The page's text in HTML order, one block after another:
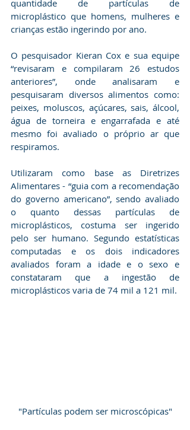
quantidade de partículas de
microplástico que homens, mulheres e
crianças estão ingerindo por ano.
O pesquisador Kieran Cox e sua equipe
“revisaram e compilaram 26 estudos
anteriores”, onde analisaram e
pesquisaram diversos alimentos como:
peixes, moluscos, açúcares, sais, álcool,
água de torneira e engarrafada e até
mesmo foi avaliado o próprio ar que
respiramos.
Utilizaram como base as Diretrizes
Alimentares - “guia com a recomendação
do governo americano”, sendo avaliado
o quanto dessas partículas de
microplásticos, costuma ser ingerido
pelo ser humano. Segundo estatísticas
computadas e os dois indicadores
avaliados foram a idade e o sexo e
constataram que a ingestão de
microplásticos varia de 74 mil a 121 mil.
"Partículas podem ser microscópicas"